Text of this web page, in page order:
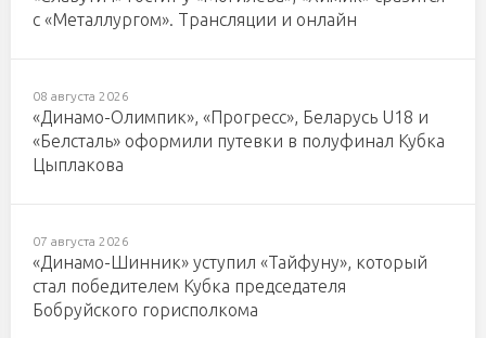
с «Металлургом». Трансляции и онлайн
08 августа 2026
«Динамо-Олимпик», «Прогресс», Беларусь U18 и
«Белсталь» оформили путевки в полуфинал Кубка
Цыплакова
07 августа 2026
«Динамо-Шинник» уступил «Тайфуну», который
стал победителем Кубка председателя
Бобруйского горисполкома